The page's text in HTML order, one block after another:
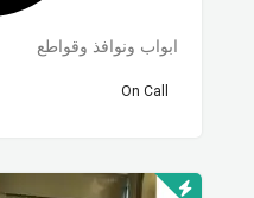
ابواب ونوافذ وقواطع
On Call